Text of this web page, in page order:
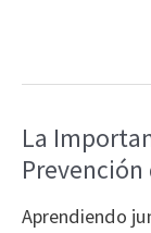
La
Aprendiendo